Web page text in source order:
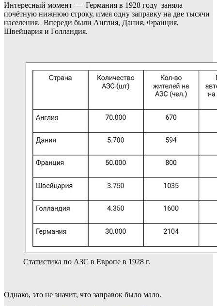
Интересный момент — Германия в 1928 году заняла
почётную нижнюю строку, имея одну заправку на две тысячи
населения. Впереди были Англия, Дания, Франция,
Швейцария и Голландия.
Статистика по АЗС в Европе в 1928 г.
Однако, это не значит, что заправок было мало.